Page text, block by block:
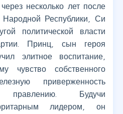
несколько лет после
Республики, Си
политической власти
Принц, сын героя
элитное воспитание,
чувство собственного
приверженность
правлению. Будучи
лидером, он